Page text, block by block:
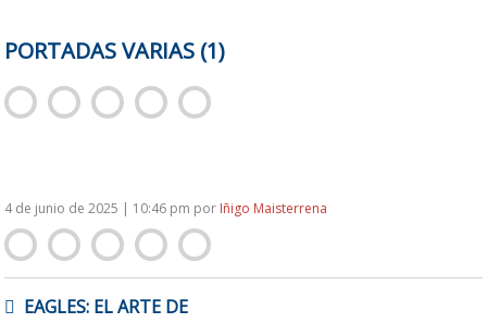
PORTADAS VARIAS (1)
4 de junio de 2025 | 10:46 pm por Iñigo Maisterrena
DEEAGLES: EL ARTE DE